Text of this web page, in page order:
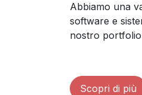
Abbiamo una
software e
nostro
Scopri di più